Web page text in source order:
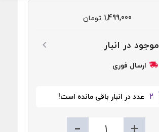
تومان 1,499,000
موجود در انبار
ارسال فوری
2 عدد در انبار باقی مانده است!